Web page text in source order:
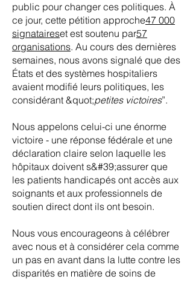
public pour changer ces politiques. À
ce jour, cette pétition approche47 000
signataireset est soutenu par57
organisations. Au cours des dernières
semaines, nous avons signalé que des
États et des systèmes hospitaliers
avaient modifié leurs politiques, les
considérant &quot;petites victoires”.
Nous appelons celui-ci une énorme
victoire - une réponse fédérale et une
déclaration claire selon laquelle les
hôpitaux doivent s&#39;assurer que
les patients handicapés ont accès aux
soignants et aux professionnels de
soutien direct dont ils ont besoin.
Nous vous encourageons à célébrer
avec nous et à considérer cela comme
un pas en avant dans la lutte contre les
disparités en matière de soins de